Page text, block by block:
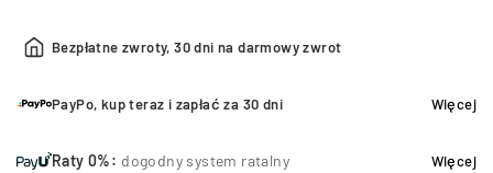
Bezpłatne zwroty, 30 dni na darmowy zwrot
PayPo, kup teraz i zapłać za 30 dni Więcej
Raty 0%: dogodny system ratalny Więcej